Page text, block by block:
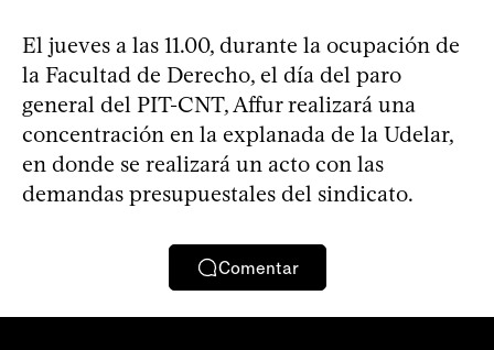
El jueves a las 11.00, durante la ocupación de
la Facultad de Derecho, el día del paro
general del PIT-CNT, Affur realizará una
concentración en la explanada de la Udelar,
en donde se realizará un acto con las
demandas presupuestales del sindicato.
Comentar